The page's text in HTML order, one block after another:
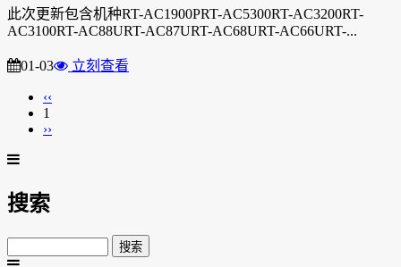
此次更新包含机种RT-AC1900PRT-AC5300RT-AC3200RT-
AC3100RT-AC88URT-AC87URT-AC68URT-AC66URT-...
01-03 立刻查看
‹‹
1
››
搜索